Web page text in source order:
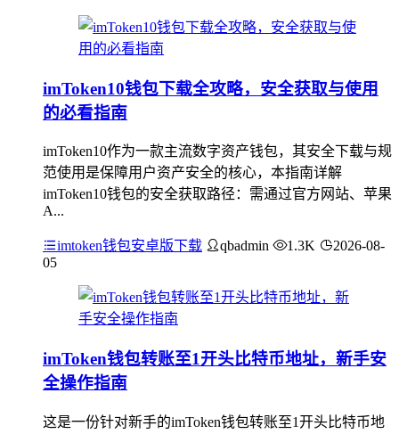
imToken10钱包下载全攻略，安全获取与使用
的必看指南
imToken10作为一款主流数字资产钱包，其安全下载与规
范使用是保障用户资产安全的核心，本指南详解
imToken10钱包的安全获取路径：需通过官方网站、苹果
A...
imtoken钱包安卓版下载 qbadmin 1.3K
2026-08-
05
imToken钱包转账至1开头比特币地址，新手安
全操作指南
这是一份针对新手的imToken钱包转账至1开头比特币地